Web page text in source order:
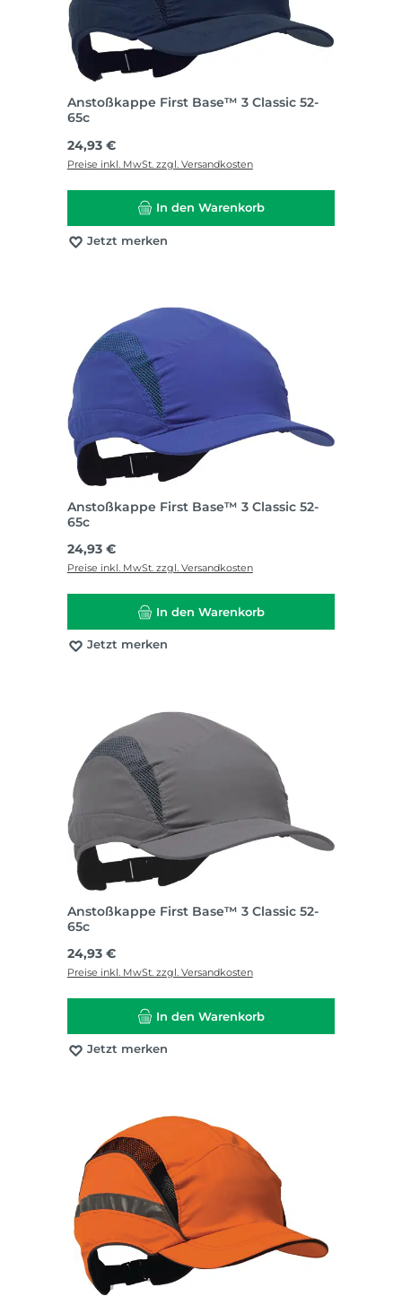
Anstoßkappe First Base™ 3 Classic 52-
65c
Regulärer Preis:
24,93 €
Preise inkl. MwSt. zzgl. Versandkosten
In den Warenkorb
Jetzt merken
Anstoßkappe First Base™ 3 Classic 52-
65c
Regulärer Preis:
24,93 €
Preise inkl. MwSt. zzgl. Versandkosten
In den Warenkorb
Jetzt merken
Anstoßkappe First Base™ 3 Classic 52-
65c
Regulärer Preis:
24,93 €
Preise inkl. MwSt. zzgl. Versandkosten
In den Warenkorb
Jetzt merken